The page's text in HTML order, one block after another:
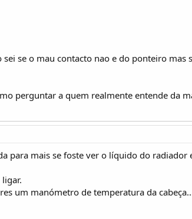
se o mau contacto nao e do ponteiro mas
perguntar a quem realmente entende da
para mais se foste ver o líquido do radiador
um manómetro de temperatura da